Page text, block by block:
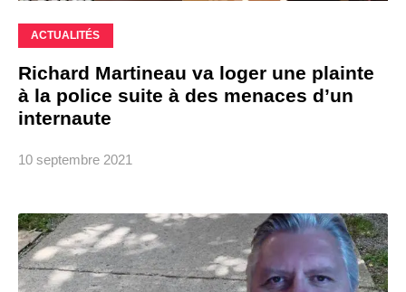
ACTUALITÉS
Richard Martineau va loger une plainte
à la police suite à des menaces d’un
internaute
10 septembre 2021